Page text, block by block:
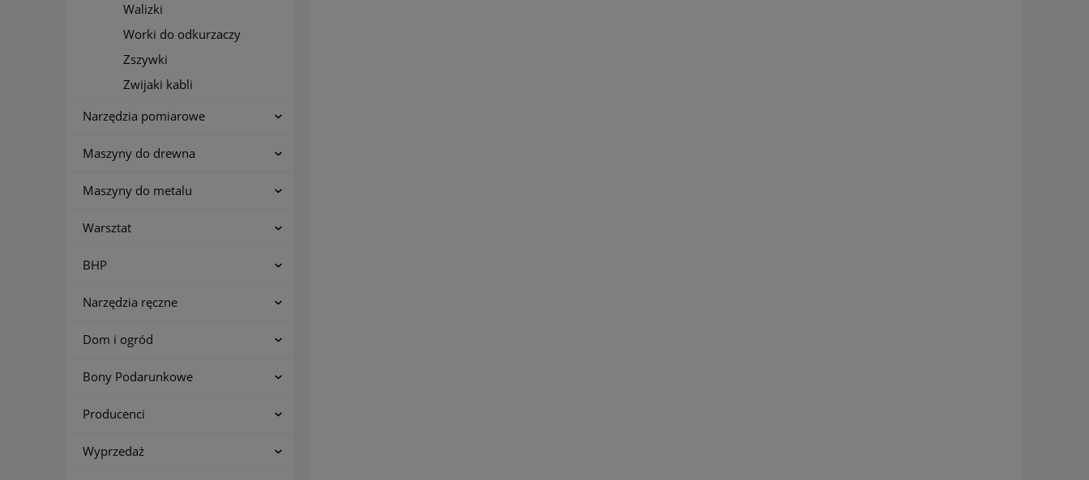
Walizki
Worki do odkurzaczy
Zszywki
Zwijaki kabli
Narzędzia pomiarowe
Maszyny do drewna
Maszyny do metalu
Warsztat
BHP
Narzędzia ręczne
Dom i ogród
Bony Podarunkowe
Producenci
Wyprzedaż